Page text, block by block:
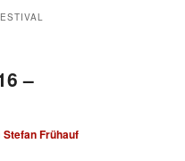
–
Stefan Frühauf